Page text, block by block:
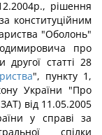
рішення
конституційним
"Оболонь"
про
статті 28
", пункту 1,
України "Про
від 11.05.2005
у справі за
спілки